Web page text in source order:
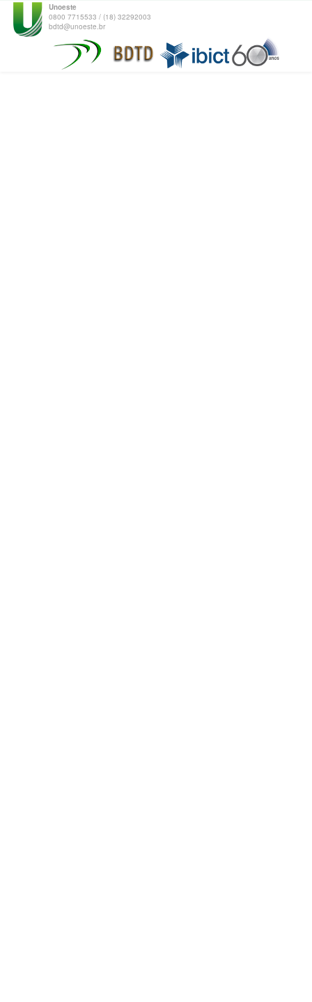
Unoeste
0800 7715533 / (18) 32292003
bdtd@unoeste.br